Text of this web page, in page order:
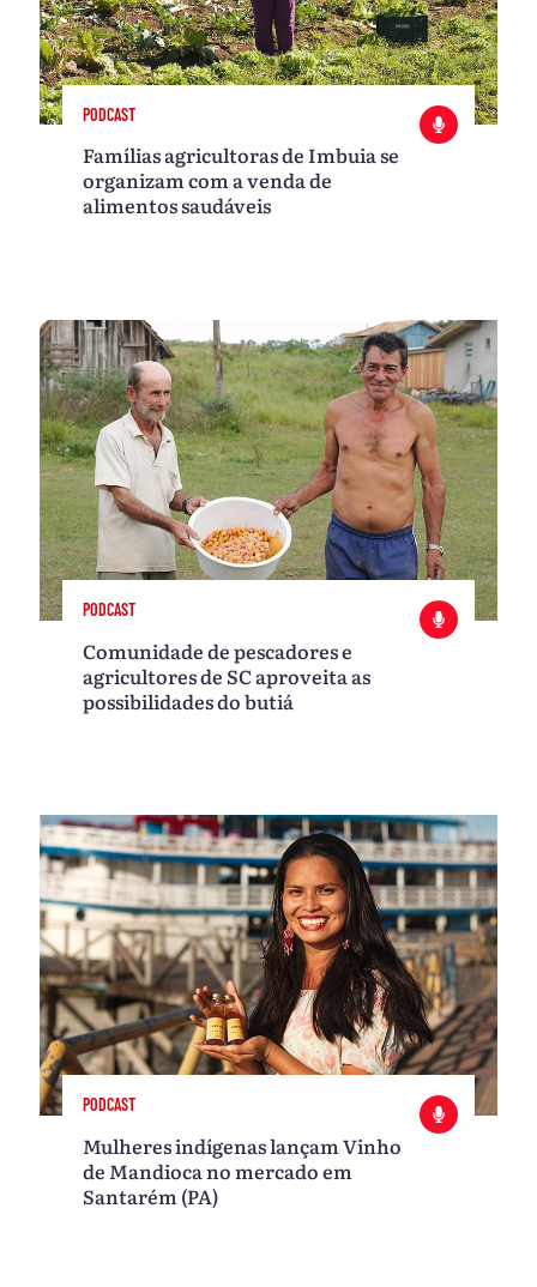
PODCAST
Famílias agricultoras de Imbuia se
organizam com a venda de
alimentos saudáveis
PODCAST
Comunidade de pescadores e
agricultores de SC aproveita as
possibilidades do butiá
PODCAST
Mulheres indígenas lançam Vinho
de Mandioca no mercado em
Santarém (PA)